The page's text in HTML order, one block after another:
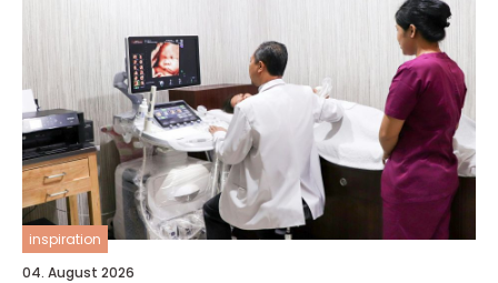
inspiration
04. August 2026